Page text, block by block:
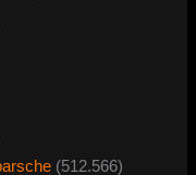
(512.566)